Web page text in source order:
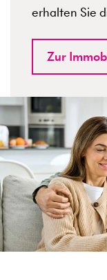
erhalten Sie
Zur